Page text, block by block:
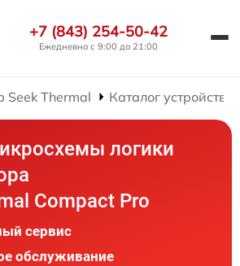
+7 (843) 254-50-42
Ежедневно с 9:00 до 21:00
Seek Thermal Каталог устройств
логики
Compact Pro
сервис
обслуживание